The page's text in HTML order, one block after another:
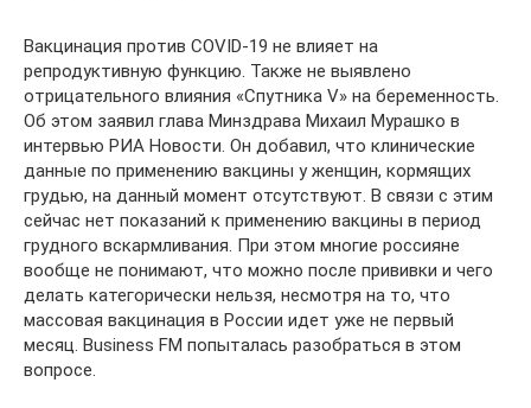
Вакцинация против СOVID-19 не влияет на
репродуктивную функцию. Также не выявлено
отрицательного влияния «Спутника V» на беременность.
Об этом заявил глава Минздрава Михаил Мурашко в
интервью РИА Новости. Он добавил, что клинические
данные по применению вакцины у женщин, кормящих
грудью, на данный момент отсутствуют. В связи с этим
сейчас нет показаний к применению вакцины в период
грудного вскармливания. При этом многие россияне
вообще не понимают, что можно после прививки и чего
делать категорически нельзя, несмотря на то, что
массовая вакцинация в России идет уже не первый
месяц. Business FM попыталась разобраться в этом
вопросе.